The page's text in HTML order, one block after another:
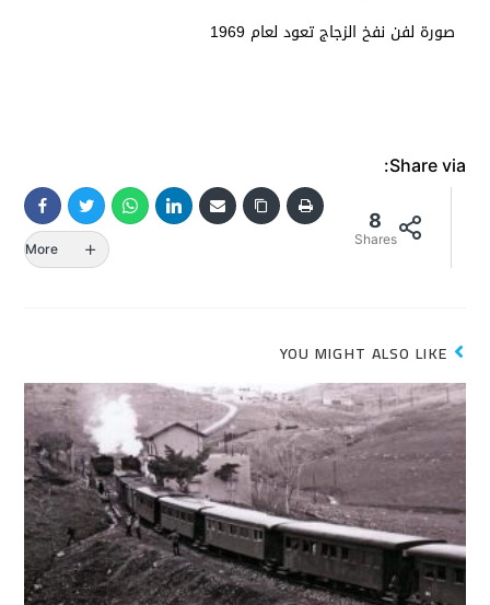
صورة لفن نفخ الزجاج تعود لعام 1969
Share via:
8
Shares
More
YOU MIGHT ALSO LIKE